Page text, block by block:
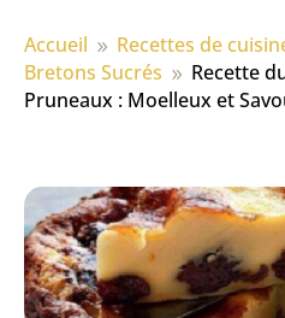
Accueil 9 Recettes de
Bretons Sucrés 9 Recette
Pruneaux : Moelleux et